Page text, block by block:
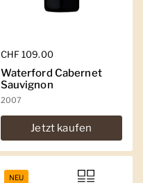
Regulärer Preis
CHF 109.00
Waterford Cabernet
Sauvignon
2007
Jetzt kaufen
NEU